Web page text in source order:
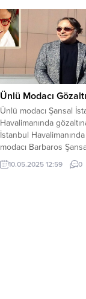
Ünlü Modacı
Ünlü modacı Şansal
Havalimanında
İstanbul
modacı Barbaros
alındı. Gözaltı haberini
sosyal medya
10.05.2025 12:59 0